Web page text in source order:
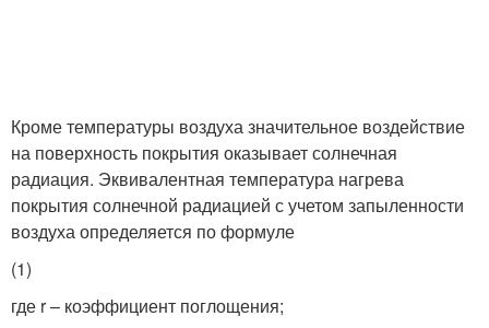
Кроме температуры воздуха значительное воздействие
на поверхность покрытия оказывает солнечная
радиация. Эквивалентная температура нагрева
покрытия солнечной радиацией с учетом запыленности
воздуха определяется по формуле
(1)
где r – коэффициент поглощения;